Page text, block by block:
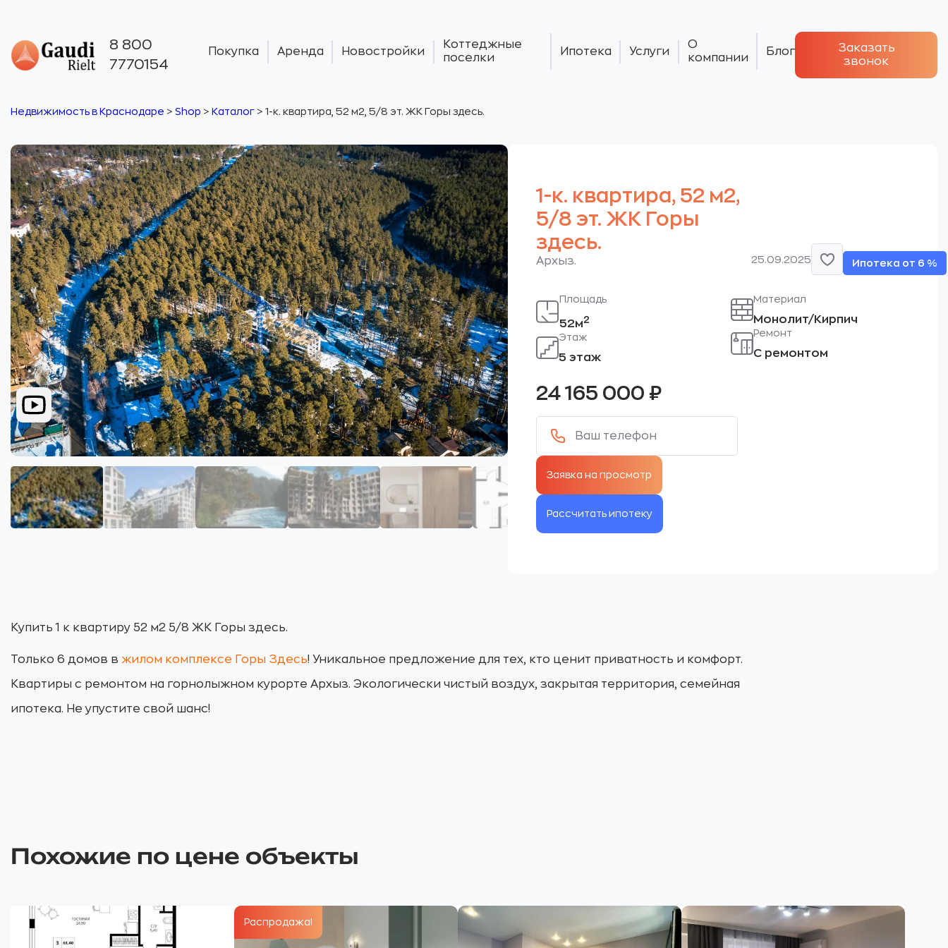
8 800
7770154
Покупка Аренда Новостройки
Коттеджные
поселки
Ипотека Услуги
О
компании
Блог
Заказать
звонок
Недвижимость в Краснодаре > Shop > Каталог > 1-к. квартира, 52 м2, 5/8 эт. ЖК Горы здесь.
1-к. квартира, 52 м2,
5/8 эт. ЖК Горы
здесь.
Архыз. 25.09.2025 Ипотека от 6 %
Площадь
52м2
Этаж
5 этаж
Материал
Монолит/Кирпич
Ремонт
С ремонтом
24 165 000 ₽
Рассчитать ипотеку
Купить 1 к квартиру 52 м2 5/8 ЖК Горы здесь.
Только 6 домов в жилом комплексе Горы Здесь! Уникальное предложение для тех, кто ценит приватность и комфорт.
Квартиры с ремонтом на горнолыжном курорте Архыз. Экологически чистый воздух, закрытая территория, семейная
ипотека. Не упустите свой шанс!
Похожие по цене объекты
Распродажа!